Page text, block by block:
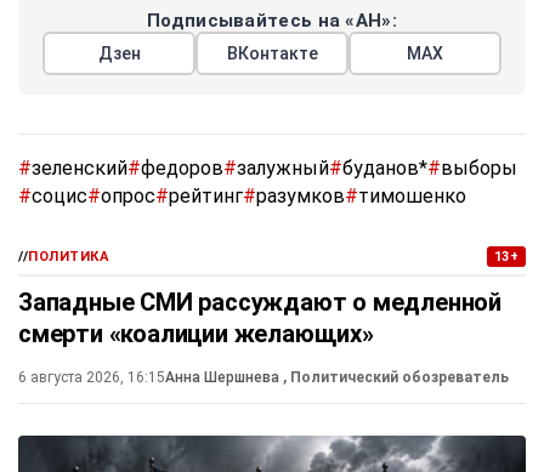
Подписывайтесь на «АН»:
Дзен ВКонтакте МАХ
#зеленский#федоров#залужный#буданов*#выборы
#социс#опрос#рейтинг#разумков#тимошенко
//ПОЛИТИКА 13+
Западные СМИ рассуждают о медленной
смерти «коалиции желающих»
6 августа 2026, 16:15Анна Шершнева , Политический обозреватель